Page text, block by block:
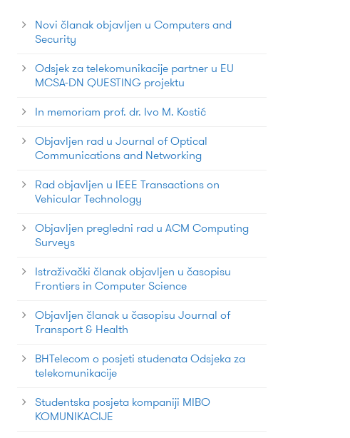
Novi članak objavljen u Computers and
Security
Odsjek za telekomunikacije partner u EU
MCSA-DN QUESTING projektu
In memoriam prof. dr. Ivo M. Kostić
Objavljen rad u Journal of Optical
Communications and Networking
Rad objavljen u IEEE Transactions on
Vehicular Technology
Objavljen pregledni rad u ACM Computing
Surveys
Istraživački članak objavljen u časopisu
Frontiers in Computer Science
Objavljen članak u časopisu Journal of
Transport & Health
BHTelecom o posjeti studenata Odsjeka za
telekomunikacije
Studentska posjeta kompaniji MIBO
KOMUNIKACIJE